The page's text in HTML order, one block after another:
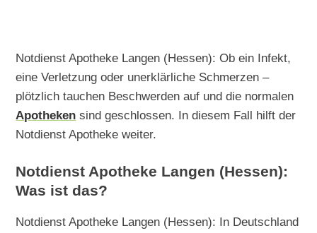
Notdienst Apotheke Langen (Hessen): Ob ein Infekt,
eine Verletzung oder unerklärliche Schmerzen –
plötzlich tauchen Beschwerden auf und die normalen
Apotheken sind geschlossen. In diesem Fall hilft der
Notdienst Apotheke weiter.
Notdienst Apotheke Langen (Hessen):
Was ist das?
Notdienst Apotheke Langen (Hessen): In Deutschland